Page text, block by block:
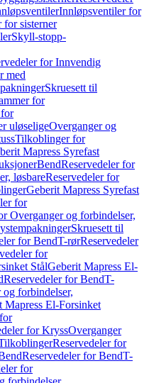
Innløpsventiler for
for sisterner
Skyll-stopp-
for Innvendig
med
Skruesett til
for
uløseligeOverganger og
Tilkoblinger for
Mapress Syrefast
BendReservedeler for
løsbareReservedeler for
Geberit Mapress Syrefast
for
Overganger og forbindelser,
Skruesett til
for BendT-rørReservedeler
for
StålGeberit Mapress El-
Reservedeler for BendT-
forbindelser,
El-Forsinket
for KryssOverganger
Reservedeler for
Reservedeler for BendT-
for